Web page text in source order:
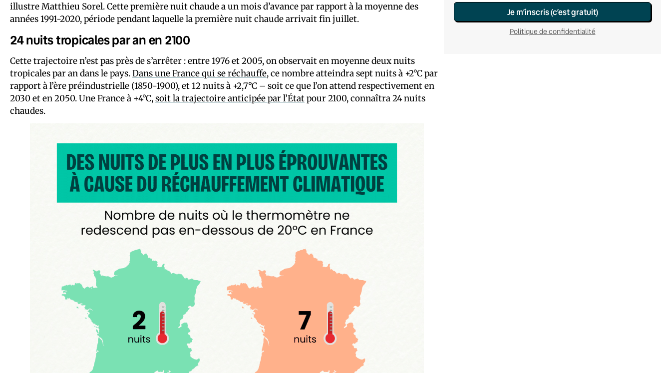
illustre Matthieu Sorel. Cette première nuit chaude a un mois d’avance par rapport à la moyenne des
années 1991-2020, période pendant laquelle la première nuit chaude arrivait fin juillet.
24 nuits tropicales par an en 2100
Cette trajectoire n’est pas près de s’arrêter : entre 1976 et 2005, on observait en moyenne deux nuits
tropicales par an dans le pays.Dans une France qui se réchauffe, ce nombre atteindra sept nuits à +2°C par
rapport à l’ère préindustrielle (1850-1900), et 12 nuits à +2,7°C – soit ce que l’on attend respectivement en
2030 et en 2050. Une France à +4°C,soit la trajectoire anticipée par l’Étatpour 2100, connaîtra 24 nuits
chaudes.
Je m’inscris (c’est gratuit)
Politique de confidentialité